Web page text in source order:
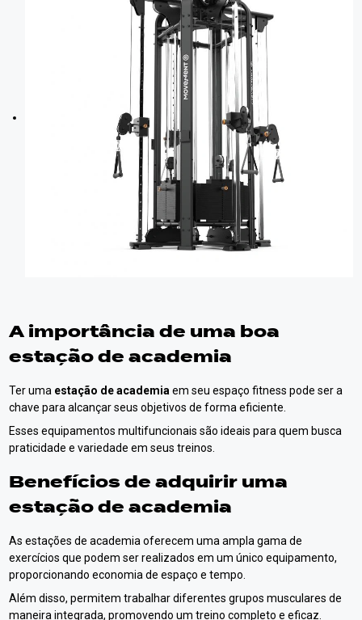
A importância de uma boa
estação de academia
Ter uma estação de academia em seu espaço fitness pode ser a
chave para alcançar seus objetivos de forma eficiente.
Esses equipamentos multifuncionais são ideais para quem busca
praticidade e variedade em seus treinos.
Benefícios de adquirir uma
estação de academia
As estações de academia oferecem uma ampla gama de
exercícios que podem ser realizados em um único equipamento,
proporcionando economia de espaço e tempo.
Além disso, permitem trabalhar diferentes grupos musculares de
maneira integrada, promovendo um treino completo e eficaz.